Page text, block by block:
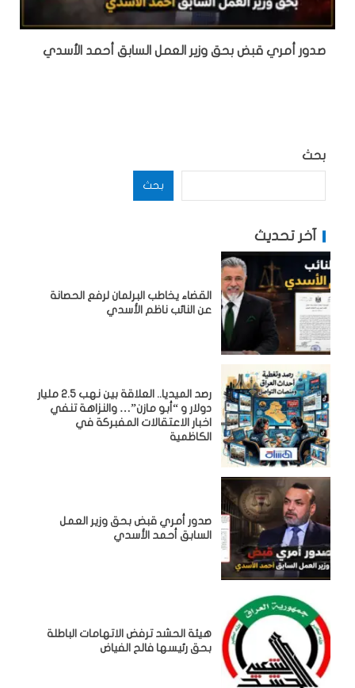
صدور أمري قبض بحق وزير العمل السابق أحمد الأسدي
بحث
بحث
آخر تحديث
القضاء يخاطب البرلمان لرفع الحصانة
عن النائب ناظم الأسدي
رصد الميديا.. العلاقة بين نهب 2.5 مليار
دولار و “أبو مازن”… والنزاهة تنفي
اخبار الاعتقالات المفبركة في
الكاظمية
صدور أمري قبض بحق وزير العمل
السابق أحمد الأسدي
هيئة الحشد ترفض الاتهامات الباطلة
بحق رئيسها فالح الفياض